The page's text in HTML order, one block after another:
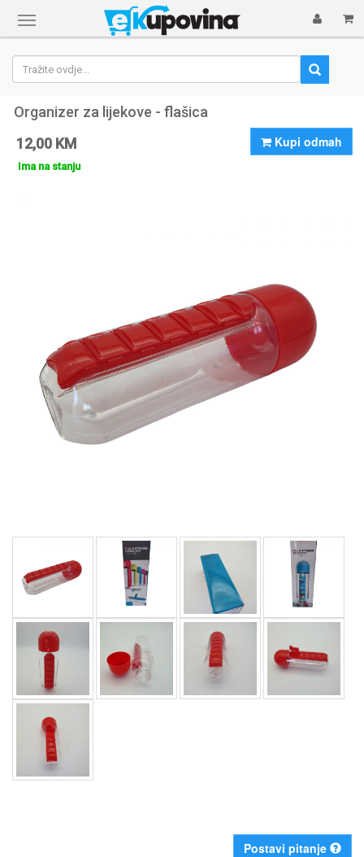
Prikaži
navigaciju
Organizer za lijekove - flašica
12,00 KM
Kupi odmah
Ima na stanju
Postavi pitanje